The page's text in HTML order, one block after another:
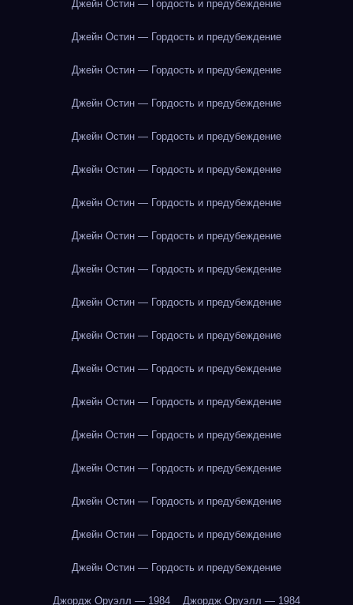
Джейн Остин — Гордость и предубеждение
Джейн Остин — Гордость и предубеждение
Джейн Остин — Гордость и предубеждение
Джейн Остин — Гордость и предубеждение
Джейн Остин — Гордость и предубеждение
Джейн Остин — Гордость и предубеждение
Джейн Остин — Гордость и предубеждение
Джейн Остин — Гордость и предубеждение
Джейн Остин — Гордость и предубеждение
Джейн Остин — Гордость и предубеждение
Джейн Остин — Гордость и предубеждение
Джейн Остин — Гордость и предубеждение
Джейн Остин — Гордость и предубеждение
Джейн Остин — Гордость и предубеждение
Джейн Остин — Гордость и предубеждение
Джейн Остин — Гордость и предубеждение
Джейн Остин — Гордость и предубеждение
Джейн Остин — Гордость и предубеждение
Джордж Оруэлл — 1984 Джордж Оруэлл — 1984